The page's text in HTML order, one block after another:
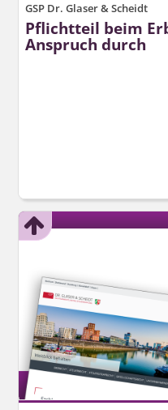
GSP Dr. Glaser & Scheidt
Pflichtteil beim
Anspruch durch